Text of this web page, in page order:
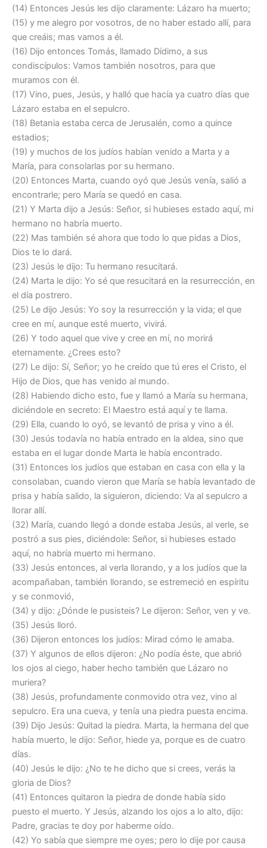
(14) Entonces Jesús les dijo claramente: Lázaro ha muerto;
(15) y me alegro por vosotros, de no haber estado allí, para
que creáis; mas vamos a él.
(16) Dijo entonces Tomás, llamado Dídimo, a sus
condiscípulos: Vamos también nosotros, para que
muramos con él.
(17) Vino, pues, Jesús, y halló que hacía ya cuatro días que
Lázaro estaba en el sepulcro.
(18) Betania estaba cerca de Jerusalén, como a quince
estadios;
(19) y muchos de los judíos habían venido a Marta y a
María, para consolarlas por su hermano.
(20) Entonces Marta, cuando oyó que Jesús venía, salió a
encontrarle; pero María se quedó en casa.
(21) Y Marta dijo a Jesús: Señor, si hubieses estado aquí, mi
hermano no habría muerto.
(22) Mas también sé ahora que todo lo que pidas a Dios,
Dios te lo dará.
(23) Jesús le dijo: Tu hermano resucitará.
(24) Marta le dijo: Yo sé que resucitará en la resurrección, en
el día postrero.
(25) Le dijo Jesús: Yo soy la resurrección y la vida; el que
cree en mí, aunque esté muerto, vivirá.
(26) Y todo aquel que vive y cree en mí, no morirá
eternamente. ¿Crees esto?
(27) Le dijo: Sí, Señor; yo he creído que tú eres el Cristo, el
Hijo de Dios, que has venido al mundo.
(28) Habiendo dicho esto, fue y llamó a María su hermana,
diciéndole en secreto: El Maestro está aquí y te llama.
(29) Ella, cuando lo oyó, se levantó de prisa y vino a él.
(30) Jesús todavía no había entrado en la aldea, sino que
estaba en el lugar donde Marta le había encontrado.
(31) Entonces los judíos que estaban en casa con ella y la
consolaban, cuando vieron que María se había levantado de
prisa y había salido, la siguieron, diciendo: Va al sepulcro a
llorar allí.
(32) María, cuando llegó a donde estaba Jesús, al verle, se
postró a sus pies, diciéndole: Señor, si hubieses estado
aquí, no habría muerto mi hermano.
(33) Jesús entonces, al verla llorando, y a los judíos que la
acompañaban, también llorando, se estremeció en espíritu
y se conmovió,
(34) y dijo: ¿Dónde le pusisteis? Le dijeron: Señor, ven y ve.
(35) Jesús lloró.
(36) Dijeron entonces los judíos: Mirad cómo le amaba.
(37) Y algunos de ellos dijeron: ¿No podía éste, que abrió
los ojos al ciego, haber hecho también que Lázaro no
muriera?
(38) Jesús, profundamente conmovido otra vez, vino al
sepulcro. Era una cueva, y tenía una piedra puesta encima.
(39) Dijo Jesús: Quitad la piedra. Marta, la hermana del que
había muerto, le dijo: Señor, hiede ya, porque es de cuatro
días.
(40) Jesús le dijo: ¿No te he dicho que si crees, verás la
gloria de Dios?
(41) Entonces quitaron la piedra de donde había sido
puesto el muerto. Y Jesús, alzando los ojos a lo alto, dijo:
Padre, gracias te doy por haberme oído.
(42) Yo sabía que siempre me oyes; pero lo dije por causa